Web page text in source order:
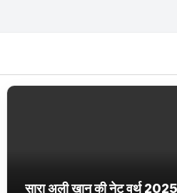
सारा अली खान की नेट वर्थ